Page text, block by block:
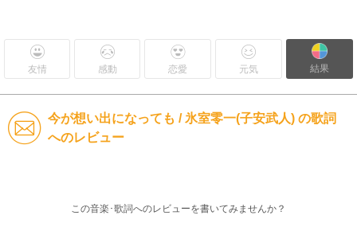
友情 感動 恋愛 元気 結果
今が想い出になっても / 氷室零一(子安武人) の歌詞
へのレビュー
この音楽･歌詞へのレビューを書いてみませんか？